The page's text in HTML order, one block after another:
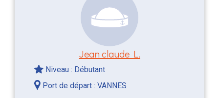
Jean claude L.
Niveau : Débutant
Port de départ :VANNES